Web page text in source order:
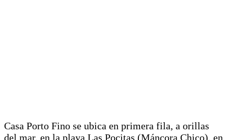
Casa Porto Fino se ubica en primera fila, a orillas
del mar, en la playa Las Pocitas (Máncora Chico), en